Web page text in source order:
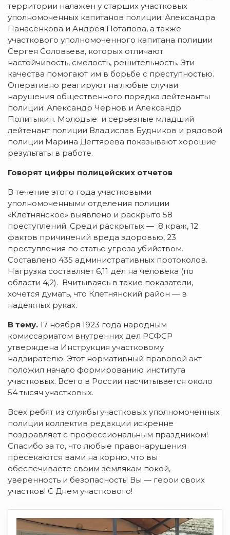
территории налажен у старших участковых
уполномоченных капитанов полиции: Александра
Панасенкова и Андрея Потапова, а также
участкового уполномоченного капитана полиции
Сергея Соловьева, которых отличают
настойчивость, смелость, решительность. Эти
качества помогают им в борьбе с преступностью.
Оперативно реагируют на любые случаи
нарушения общественного порядка лейтенанты
полиции: Александр Чернов и Александр
Политыкин. Молодые и серьезные младший
лейтенант полиции Владислав Будников и рядовой
полиции Марина Дегтярева показывают хорошие
результаты в работе.
Говорят цифры полицейских отчетов
В течение этого года участковыми
уполномоченными отделения полиции
«Клетнянское» выявлено и раскрыто 58
преступлений. Среди раскрытых — 8 краж, 12
фактов причинений вреда здоровью, 23
преступления по статье угроза убийством.
Составлено 435 административных протоколов.
Нагрузка составляет 6,11 дел на человека (по
области 4,2). Вчитываясь в такие показатели,
хочется думать, что Клетнянский район — в
надежных руках.
В тему. 17 ноября 1923 года народным
комиссариатом внутренних дел РСФСР
утверждена Инструкция участковому
надзирателю. Этот нормативный правовой акт
положил начало формированию института
участковых. Всего в России насчитывается около
54 тысяч участковых.
Всех ребят из службы участковых уполномоченных
полиции коллектив редакции искренне
поздравляет с профессиональным праздником!
Спасибо за то, что любые правонарушения
пресекаются вами на корню, что вы
обеспечиваете своим землякам покой,
уверенность и безопасность! Вы — герои своих
участков! С Днем участкового!